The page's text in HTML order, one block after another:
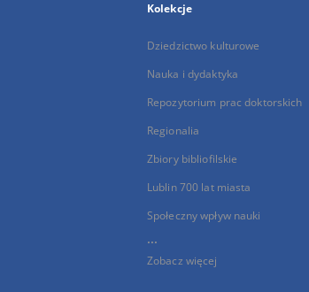
Kolekcje
Dziedzictwo kulturowe
Nauka i dydaktyka
Repozytorium prac doktorskich
Regionalia
Zbiory bibliofilskie
Lublin 700 lat miasta
Społeczny wpływ nauki
...
Zobacz więcej